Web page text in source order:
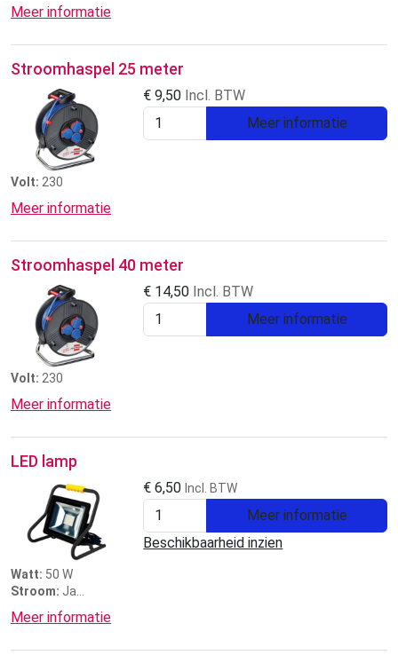
Meer informatie
Stroomhaspel 25 meter
€ 9,50 Incl. BTW
Meer informatie
Volt: 230
Meer informatie
Stroomhaspel 40 meter
€ 14,50 Incl. BTW
Meer informatie
Volt: 230
Meer informatie
LED lamp
€ 6,50 Incl. BTW
Meer informatie
Beschikbaarheid inzien
Watt: 50 W
Stroom: Ja
3 dagen €6,50
Meer informatie